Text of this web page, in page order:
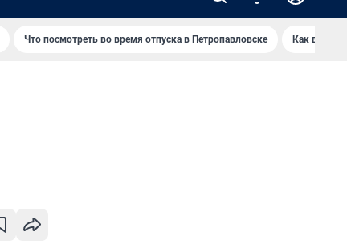
Что посмотреть во время отпуска в Петропавловске Как